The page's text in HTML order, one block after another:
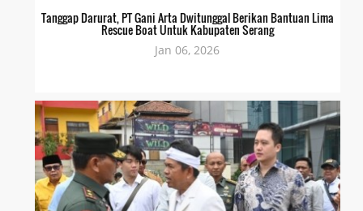
Tanggap Darurat, PT Gani Arta Dwitunggal Berikan Bantuan Lima
Rescue Boat Untuk Kabupaten Serang
Jan 06, 2026